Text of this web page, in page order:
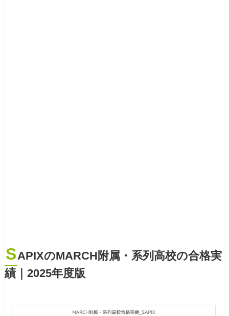
SAPIXのMARCH附属・系列高校の合格実
績｜2025年度版